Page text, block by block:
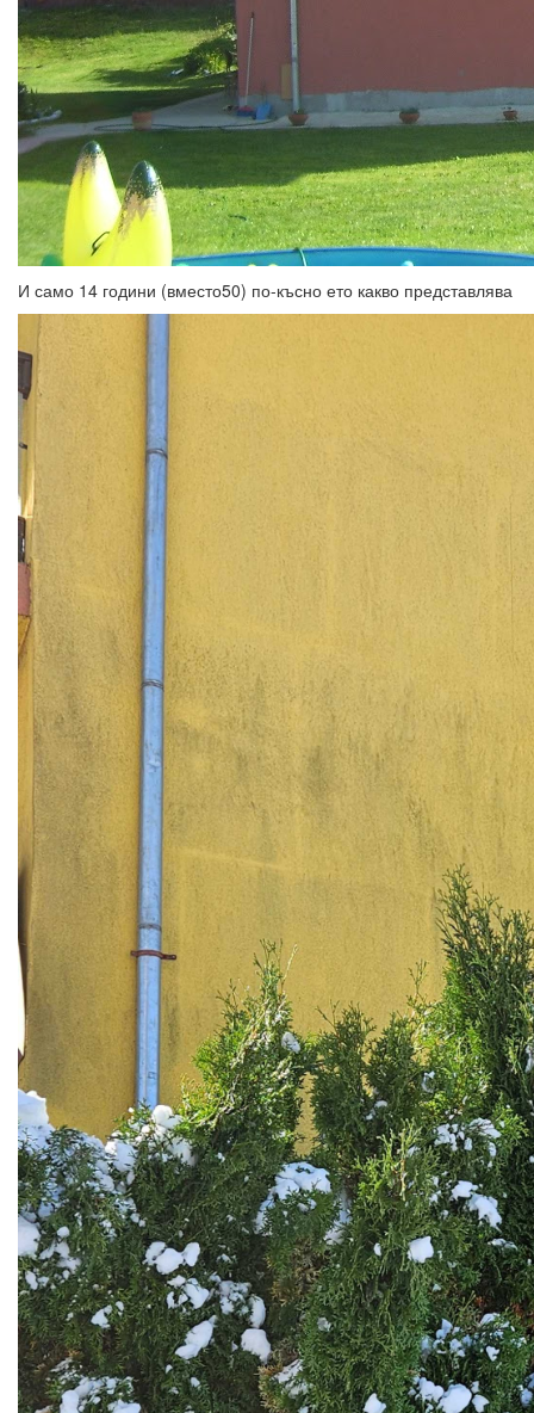
И само 14 години (вместо50) по-късно ето какво представлява